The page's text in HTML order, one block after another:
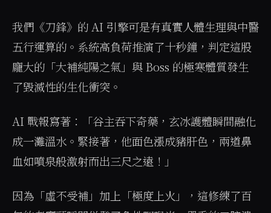
我們《刀鋒》的 AI 引擎可是有真實人體生理與中醫
五行運算的。系統高負荷推演了十秒鐘，判定這股
龐大的「大補純陽之氣」與 Boss 的極寒體質發生
了毀滅性的生化衝突。
AI 戰報寫著：「谷主吞下奇藥，玄冰護體瞬間融化
成一灘溫水。緊接著，他面色漲成豬肝色，兩道鼻
血如噴泉般激射而出三尺之遠！」
因為「虛不受補」加上「極度上火」，這修練了百